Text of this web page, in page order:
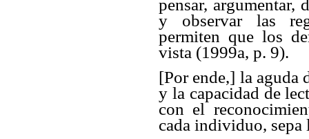
pensar,
y observar las
permiten que los
vista (1999a, p. 9).
[Por ende,] la aguda
y la capacidad de
con el
cada individuo,